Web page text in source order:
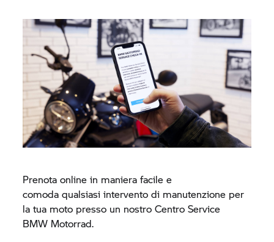
Prenota online in maniera facile e
comoda qualsiasi intervento di manutenzione per
la tua moto presso un nostro Centro Service
BMW Motorrad.